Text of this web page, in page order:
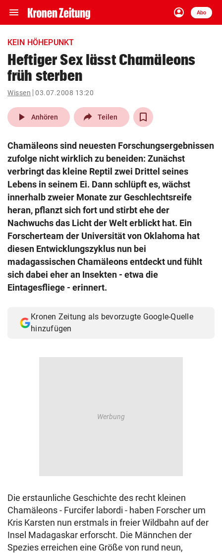
menu Navigation
ein-/ausklappen
account_circle
Anmelden
Abo
close Schließen
account_circle Anmelden
pin_drop
Wien arrow_right
search
Suchbegriff
eingeben
© Krone Multimedia GmbH & Co KG 2026
KEIN HÖHEPUNKT
Heftiger Sex lässt Chamäleons
früh sterben
Wissen 03.07.2008 13:20
play_arrow Anhören Teilen
Chamäleons sind neuesten Forschungsergebnissen
zufolge nicht wirklich zu beneiden: Zunächst
verbringt das kleine Reptil zwei Drittel seines
Lebens in seinem Ei. Dann schlüpft es, wächst
innerhalb zweier Monate zur Geschlechtsreife
heran, pflanzt sich fort und stirbt ehe der
Nachwuchs das Licht der Welt erblickt hat. Ein
Forscherteam der Universität von Oklahoma hat
diesen Entwicklungszyklus nun bei
madagassischen Chamäleons entdeckt und fühlt
sich dabei eher an Insekten - etwa die
Eintagesfliege - erinnert.
Kronen Zeitung als bevorzugte Google-Quelle
hinzufügen
Die erstaunliche Geschichte des recht kleinen
Chamäleons - Furcifer labordi - haben Forscher um
Kris Karsten nun erstmals in freier Wildbahn auf der
Insel Madagaskar erforscht. Die Männchen der
Spezies erreichen eine Größe von rund neun,